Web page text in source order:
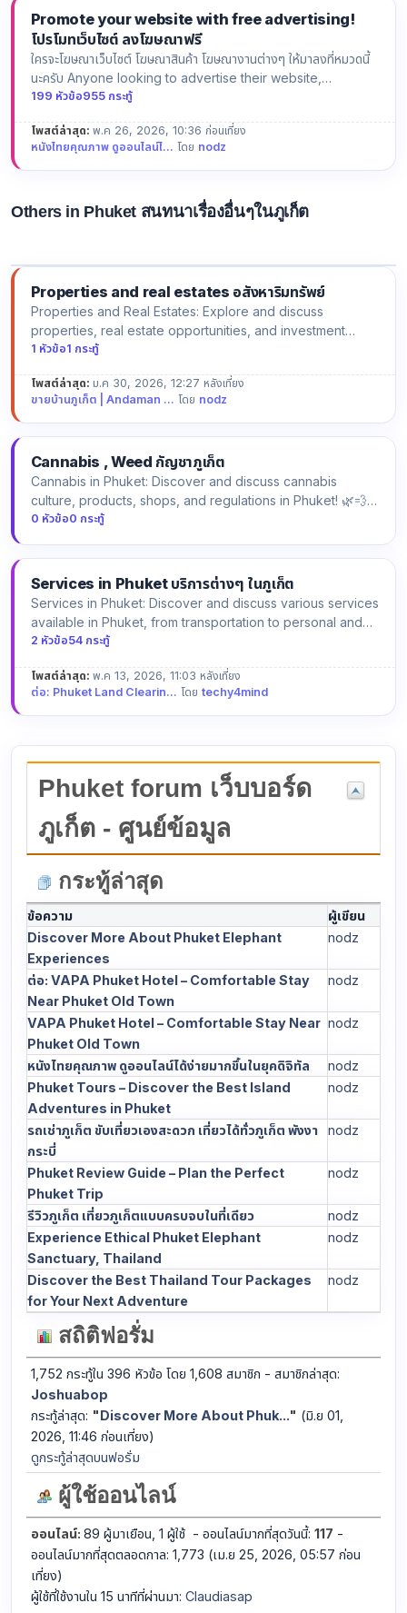
Promote your website with free advertising!
โปรโมทเว็บไซต์ ลงโฆษณาฟรี
ใครจะโฆษณาเว็บไซต์ โฆษณาสินค้า โฆษณางานต่างๆ ให้มาลงที่หมวดนี้
นะครับ Anyone looking to advertise their website,
product…
199 หัวข้อ955 กระทู้
โพสต์ล่าสุด: พ.ค 26, 2026, 10:36 ก่อนเที่ยง
หนังไทยคุณภาพ ดูออนไลน์ไ... โดย nodz
Others in Phuket สนทนาเรื่องอื่นๆในภูเก็ต
Others in Phuket: Explore and discuss everything else about Phuket,
Properties and real estates อสังหาริมทรัพย์
Properties and Real Estates: Explore and discuss
properties, real estate opportunities, and investment
options in Phuke…
1 หัวข้อ1 กระทู้
โพสต์ล่าสุด: ม.ค 30, 2026, 12:27 หลังเที่ยง
ขายบ้านภูเก็ต | Andaman ... โดย nodz
Cannabis , Weed กัญชาภูเก็ต
Cannabis in Phuket: Discover and discuss cannabis
culture, products, shops, and regulations in Phuket! 🌿💨
กัญชาภูเก็ต: …
0 หัวข้อ0 กระทู้
Services in Phuket บริการต่างๆ ในภูเก็ต
Services in Phuket: Discover and discuss various services
available in Phuket, from transportation to personal and
prof…
2 หัวข้อ54 กระทู้
โพสต์ล่าสุด: พ.ค 13, 2026, 11:03 หลังเที่ยง
ต่อ: Phuket Land Clearin... โดย techy4mind
Phuket forum เว็บบอร์ด
ภูเก็ต - ศูนย์ข้อมูล
กระทู้ล่าสุด
ข้อความ
ผู้เขียน
Discover More About Phuket Elephant
Experiences
nodz
ต่อ: VAPA Phuket Hotel – Comfortable Stay
Near Phuket Old Town
nodz
VAPA Phuket Hotel – Comfortable Stay Near
Phuket Old Town
nodz
หนังไทยคุณภาพ ดูออนไลน์ได้ง่ายมากขึ้นในยุคดิจิทัล
nodz
Phuket Tours – Discover the Best Island
Adventures in Phuket
nodz
รถเช่าภูเก็ต ขับเที่ยวเองสะดวก เที่ยวได้ทั่วภูเก็ต พังงา
กระบี่
nodz
Phuket Review Guide – Plan the Perfect
Phuket Trip
nodz
รีวิวภูเก็ต เที่ยวภูเก็ตแบบครบจบในที่เดียว
nodz
Experience Ethical Phuket Elephant
Sanctuary, Thailand
nodz
Discover the Best Thailand Tour Packages
for Your Next Adventure
nodz
สถิติฟอรั่ม
1,752 กระทู้ใน 396 หัวข้อ โดย 1,608 สมาชิก - สมาชิกล่าสุด:
Joshuabop
กระทู้ล่าสุด: "Discover More About Phuk..." (มิ.ย 01,
2026, 11:46 ก่อนเที่ยง)
ดูกระทู้ล่าสุดบนฟอรั่ม
ผู้ใช้ออนไลน์
ออนไลน์: 89 ผู้มาเยือน, 1 ผู้ใช้ - ออนไลน์มากที่สุดวันนี้: 117 -
ออนไลน์มากที่สุดตลอดกาล: 1,773 (เม.ย 25, 2026, 05:57 ก่อน
เที่ยง)
ผู้ใช้ที่ใช้งานใน 15 นาทีที่ผ่านมา: Claudiasap